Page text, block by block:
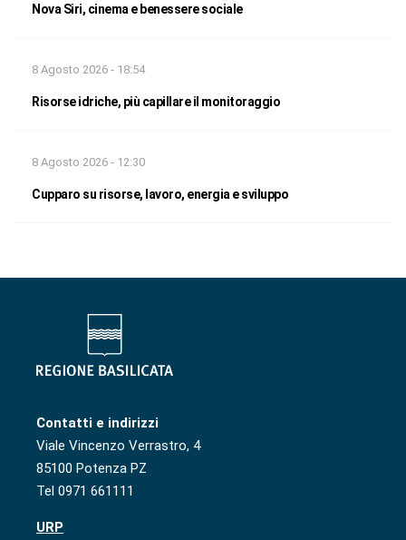
Nova Siri, cinema e benessere sociale
8 Agosto 2026 - 18:54
Risorse idriche, più capillare il monitoraggio
8 Agosto 2026 - 12:30
Cupparo su risorse, lavoro, energia e sviluppo
Contatti e indirizzi
Viale Vincenzo Verrastro, 4
85100 Potenza PZ
Tel 0971 661111
URP